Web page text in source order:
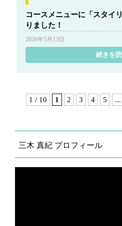
コースメニューに「スタイ
りました！
2026年5月13日
続きを
1 / 10 1 2 3 4 5 ...
三木 真紀 プロフィール